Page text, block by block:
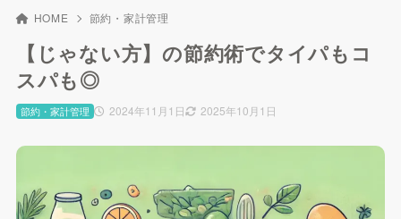
HOME 節約・家計管理
【じゃない方】の節約術でタイパもコ
スパも◎
2024年11月1日 2025年10月1日
節約・家計管理